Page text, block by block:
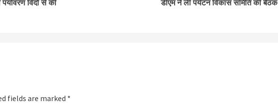
विदों से की
डीएम ने ली पर्यटन विकास समिति की बैठक
fields are marked *